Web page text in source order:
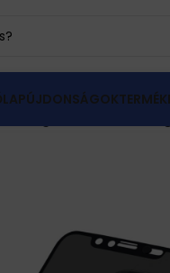
ÚJDONSÁGOK